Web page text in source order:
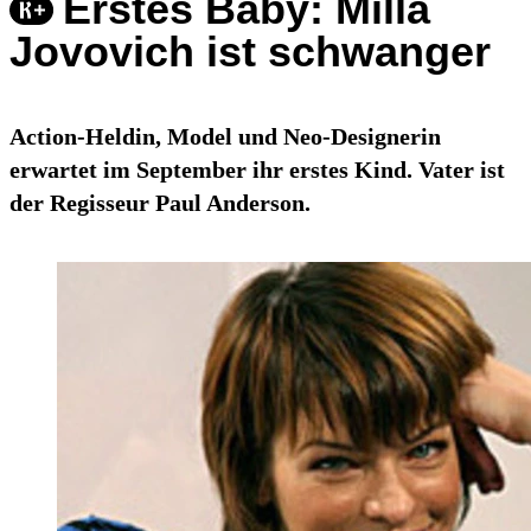
Jovovich ist schwanger
Action-Heldin, Model und Neo-Designerin
erwartet im September ihr erstes Kind. Vater ist
der Regisseur Paul Anderson.